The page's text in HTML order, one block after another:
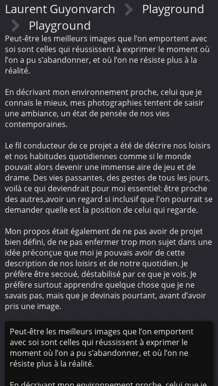
Laurent Guyonvarch
Playground
Playground
Peut-être les meilleurs images que l’on emportent avec
soi sont celles qui réussissent à exprimer le moment où
l’on a pu s’abandonner, et où l’on ne résiste plus à la
réalité.
En décrivant mon environnement proche, celui que je
connais le mieux, mes photographies tentent de saisir
une ambiance, un état de pensée de nos vies
contemporaines.
Le fil conducteur de ce projet a été de décrire nos loisirs
et nos habitudes quotidiennes comme si le monde
pouvait alors devenir une immense aire de jeu et de
drame. Des vies passantes, des gestes de tous les jours,
voilà ce qui deviendrait pour moi essentiel: être proche
des autres,avoir un regard si inclusif que l'on pourrait se
demander quelle est la position de celui qui regarde.
Mon propos était également de ne pas avoir de projet
bien défini, de ne pas enfermer trop mon sujet dans une
idée préconçue que moi je pouvais avoir de cette
description de nos loisirs et de notre quotidien. Je
préfère être secoué, déstabilisé par ce que je vois. Je
préfère surtout apprendre quelque chose que je ne
savais pas, mais que je devinais pourtant, avant d’avoir
pris une image.
Peut-être les meilleurs images que l’on emportent
avec soi sont celles qui réussissent à exprimer le
moment où l’on a pu s’abandonner, et où l’on ne
résiste plus à la réalité.